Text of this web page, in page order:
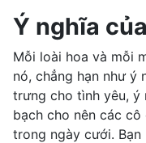
Ý nghĩa
Mỗi loài hoa và mỗi
nó, chẳng hạn như ý
trưng cho tình yêu, ý
bạch cho nên các
trong ngày cưới.